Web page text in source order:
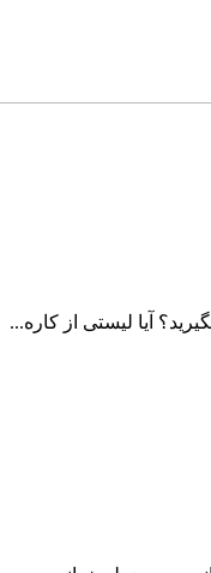
آیا لیستی از کاره...